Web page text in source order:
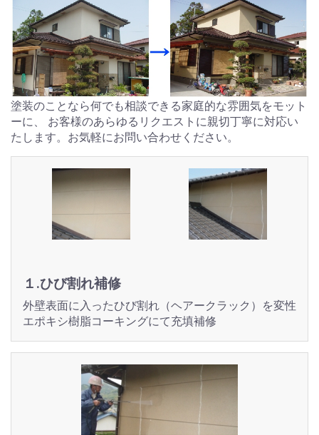
塗装のことなら何でも相談できる家庭的な雰囲気をモット
ーに、 お客様のあらゆるリクエストに親切丁寧に対応い
たします。お気軽にお問い合わせください。
１.ひび割れ補修
外壁表面に入ったひび割れ（ヘアークラック）を変性
エポキシ樹脂コーキングにて充填補修